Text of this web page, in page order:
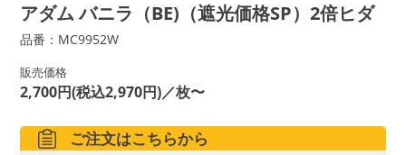
アダム バニラ（BE)（遮光価格SP）2倍ヒダ
品番：MC9952W
販売価格
2,700円(税込2,970円)／枚〜
ご注文はこちらから